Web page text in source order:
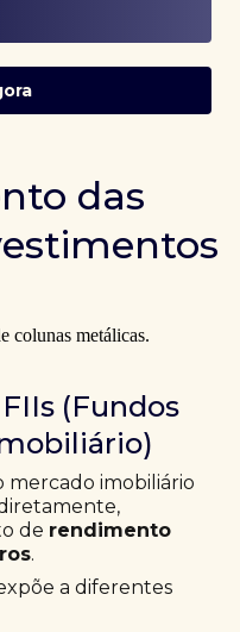
das
(Fundos
mercado imobiliário
de rendimento
.
a diferentes